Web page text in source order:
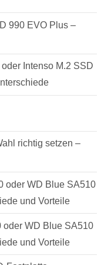
990 EVO Plus –
Intenso M.2 SSD
richtig setzen –
oder WD Blue SA510
und Vorteile
oder WD Blue SA510
und Vorteile